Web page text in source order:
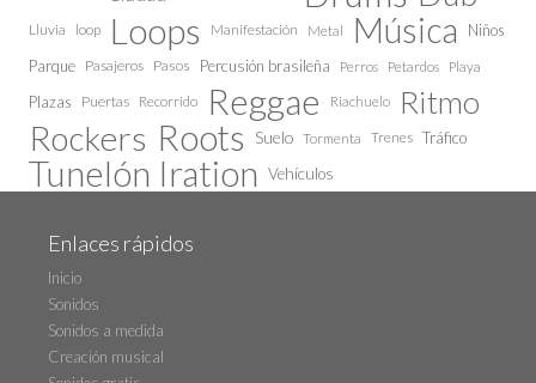
Lluvia loop Loops Manifestación Metal Música
Niños
Parque Pasajeros Pasos Percusión brasileña Perros Petardos Playa
Plazas Puertas Recorrido Reggae Riachuelo Ritmo
Rockers Roots Suelo Tormenta Trenes Tráfico
Tunelón Iration Vehículos
Enlaces rápidos
Inicio
Sonidos
Sonidos a medida
Creación musical